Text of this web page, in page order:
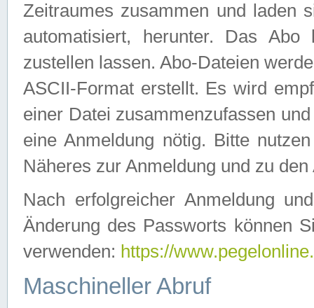
Zeitraumes zusammen und laden
automatisiert, herunter. Das
zustellen lassen. Abo-Dateien
ASCII-Format erstellt. Es wird
einer Datei zusammenzufassen
eine Anmeldung nötig. Bitte
Näheres zur Anmeldung und zu
Nach erfolgreicher Anmeldung
Änderung des Passworts können
verwenden: https://
Maschineller Abruf